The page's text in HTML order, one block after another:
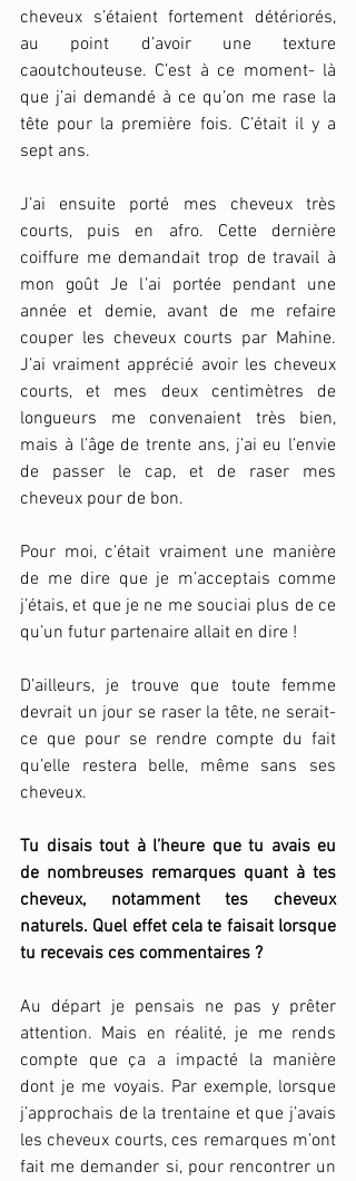
cheveux s’étaient fortement détériorés,
au point d’avoir une texture
caoutchouteuse. C’est à ce moment- là
que j’ai demandé à ce qu’on me rase la
tête pour la première fois. C’était il y a
sept ans.
J’ai ensuite porté mes cheveux très
courts, puis en afro. Cette dernière
coiffure me demandait trop de travail à
mon goût Je l’ai portée pendant une
année et demie, avant de me refaire
couper les cheveux courts par Mahine.
J’ai vraiment apprécié avoir les cheveux
courts, et mes deux centimètres de
longueurs me convenaient très bien,
mais à l’âge de trente ans, j’ai eu l’envie
de passer le cap, et de raser mes
cheveux pour de bon.
Pour moi, c’était vraiment une manière
de me dire que je m’acceptais comme
j’étais, et que je ne me souciai plus de ce
qu’un futur partenaire allait en dire !
D’ailleurs, je trouve que toute femme
devrait un jour se raser la tête, ne serait-
ce que pour se rendre compte du fait
qu’elle restera belle, même sans ses
cheveux.
Tu disais tout à l’heure que tu avais eu
de nombreuses remarques quant à tes
cheveux, notamment tes cheveux
naturels. Quel effet cela te faisait lorsque
tu recevais ces commentaires ?
Au départ je pensais ne pas y prêter
attention. Mais en réalité, je me rends
compte que ça a impacté la manière
dont je me voyais. Par exemple, lorsque
j’approchais de la trentaine et que j’avais
les cheveux courts, ces remarques m’ont
fait me demander si, pour rencontrer un